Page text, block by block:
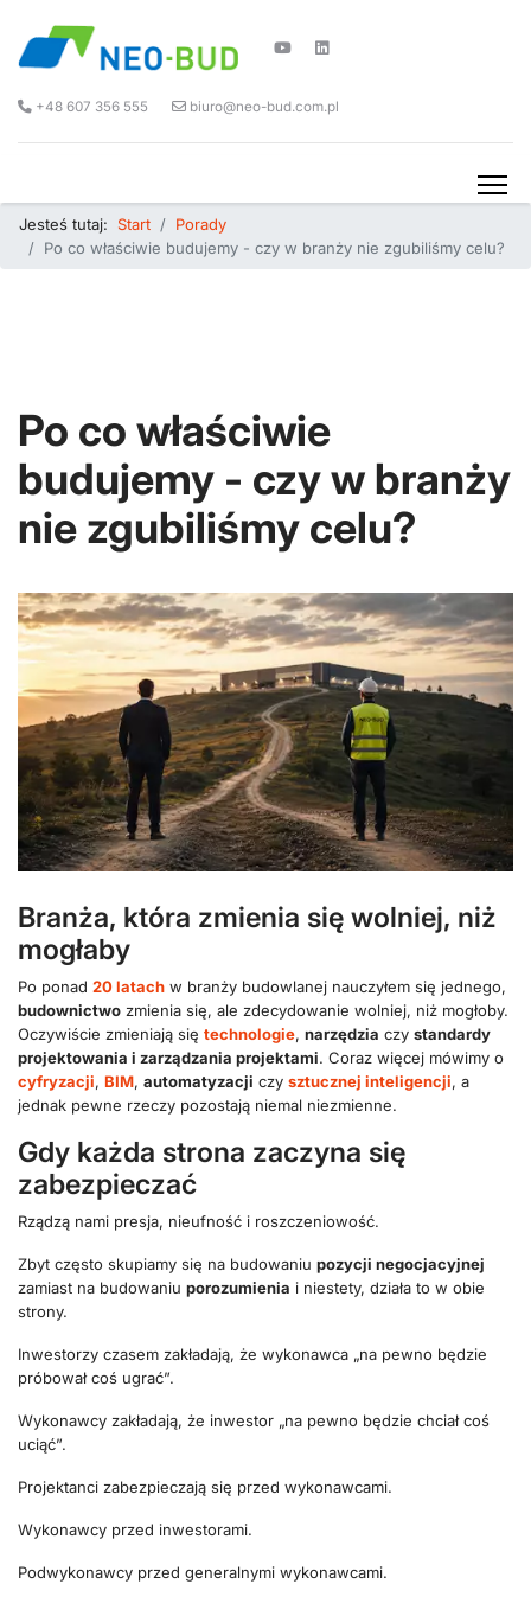
+48 607 356 555 biuro@neo-bud.com.pl
Jesteś tutaj: Start
Porady
Po co właściwie budujemy - czy w branży nie zgubiliśmy celu?
Po co właściwie
budujemy - czy w branży
nie zgubiliśmy celu?
Branża, która zmienia się wolniej, niż
mogłaby
Po ponad 20 latach w branży budowlanej nauczyłem się jednego,
budownictwo zmienia się, ale zdecydowanie wolniej, niż mogłoby.
Oczywiście zmieniają się technologie, narzędzia czy standardy
projektowania i zarządzania projektami. Coraz więcej mówimy o
cyfryzacji, BIM, automatyzacji czy sztucznej inteligencji, a
jednak pewne rzeczy pozostają niemal niezmienne.
Gdy każda strona zaczyna się
zabezpieczać
Rządzą nami presja, nieufność i roszczeniowość.
Zbyt często skupiamy się na budowaniu pozycji negocjacyjnej
zamiast na budowaniu porozumienia i niestety, działa to w obie
strony.
Inwestorzy czasem zakładają, że wykonawca „na pewno będzie
próbował coś ugrać”.
Wykonawcy zakładają, że inwestor „na pewno będzie chciał coś
uciąć”.
Projektanci zabezpieczają się przed wykonawcami.
Wykonawcy przed inwestorami.
Podwykonawcy przed generalnymi wykonawcami.